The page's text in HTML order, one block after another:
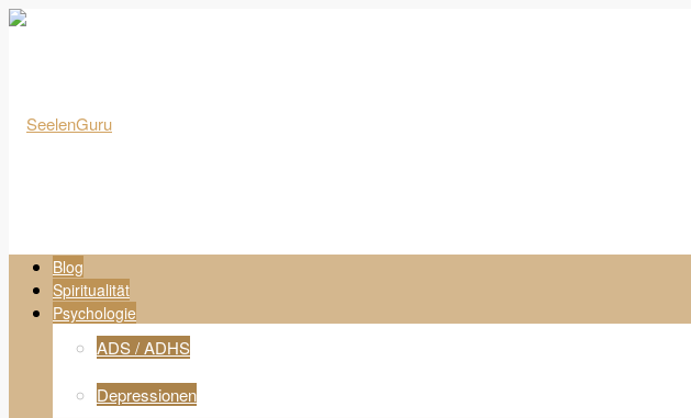
Blog
Spiritualität
Psychologie
ADS / ADHS
Depressionen